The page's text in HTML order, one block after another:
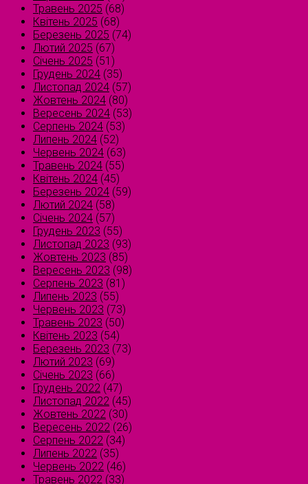
Травень 2025 (68)
Квітень 2025 (68)
Березень 2025 (74)
Лютий 2025 (67)
Січень 2025 (51)
Грудень 2024 (35)
Листопад 2024 (57)
Жовтень 2024 (80)
Вересень 2024 (53)
Серпень 2024 (53)
Липень 2024 (52)
Червень 2024 (63)
Травень 2024 (55)
Квітень 2024 (45)
Березень 2024 (59)
Лютий 2024 (58)
Січень 2024 (57)
Грудень 2023 (55)
Листопад 2023 (93)
Жовтень 2023 (85)
Вересень 2023 (98)
Серпень 2023 (81)
Липень 2023 (55)
Червень 2023 (73)
Травень 2023 (50)
Квітень 2023 (54)
Березень 2023 (73)
Лютий 2023 (69)
Січень 2023 (66)
Грудень 2022 (47)
Листопад 2022 (45)
Жовтень 2022 (30)
Вересень 2022 (26)
Серпень 2022 (34)
Липень 2022 (35)
Червень 2022 (46)
Травень 2022 (33)